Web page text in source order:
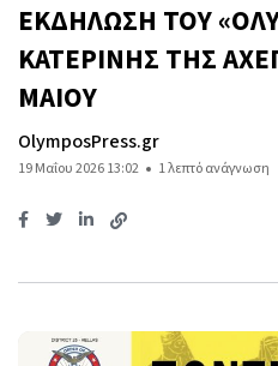
ΕΚΔΗΛΩΣΗ ΤΟΥ
ΚΑΤΕΡΙΝΗΣ ΤΗΣ
ΜΑΙΟΥ
OlymposPress.gr
19 Μαΐου 2026 13:02 1 λεπτό ανάγνωση